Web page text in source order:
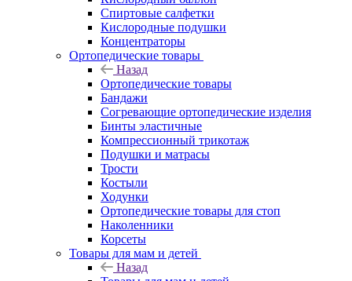
Спиртовые салфетки
Кислородные подушки
Концентраторы
Ортопедические товары
Назад
Ортопедические товары
Бандажи
Согревающие ортопедические изделия
Бинты эластичные
Компрессионный трикотаж
Подушки и матрасы
Трости
Костыли
Ходунки
Ортопедические товары для стоп
Наколенники
Корсеты
Товары для мам и детей
Назад